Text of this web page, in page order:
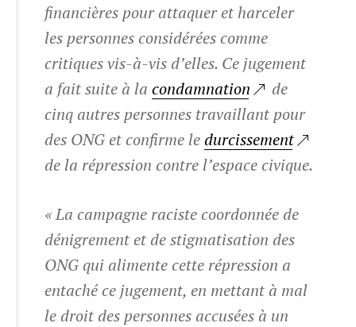
financières pour attaquer et harceler
les personnes considérées comme
critiques vis-à-vis d’elles. Ce jugement
a fait suite à la condamnation
de
cinq autres personnes travaillant pour
des ONG et confirme le durcissement
de la répression contre l’espace civique.
« La campagne raciste coordonnée de
dénigrement et de stigmatisation des
ONG qui alimente cette répression a
entaché ce jugement, en mettant à mal
le droit des personnes accusées à un